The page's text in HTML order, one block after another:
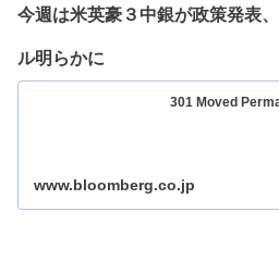
今週は米英豪３中銀が政策発表
ル明らかに
301 Moved
www.bloomberg.co.jp